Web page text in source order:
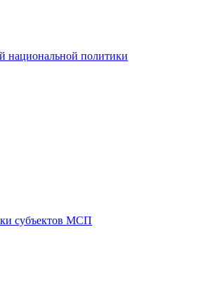
национальной политики
субъектов МСП